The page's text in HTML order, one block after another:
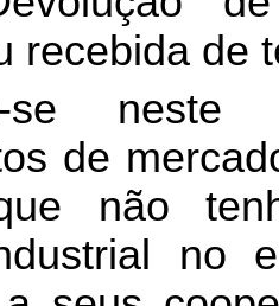
recebida de
se
de
não
no